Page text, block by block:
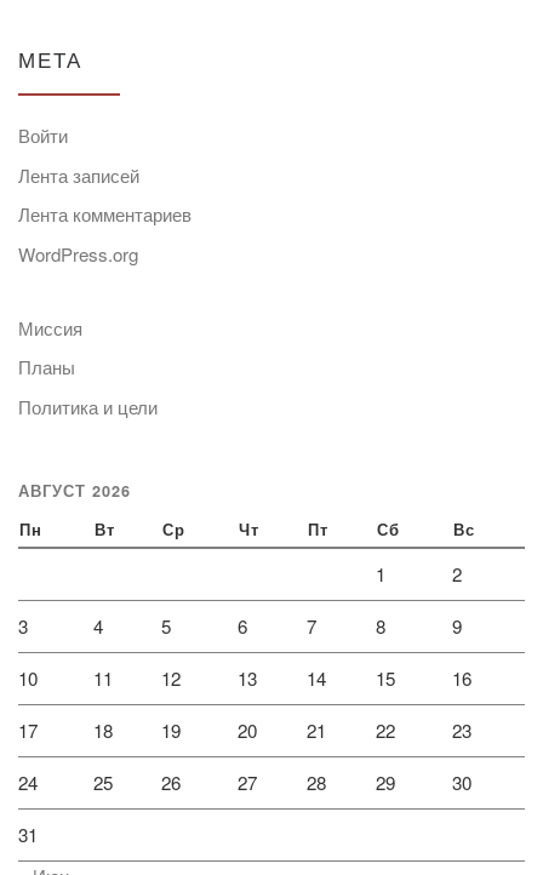
МЕТА
Войти
Лента записей
Лента комментариев
WordPress.org
Миссия
Планы
Политика и цели
АВГУСТ 2026
Пн Вт Ср Чт Пт Сб Вс
1 2
3 4 5 6 7 8 9
10 11 12 13 14 15 16
17 18 19 20 21 22 23
24 25 26 27 28 29 30
31